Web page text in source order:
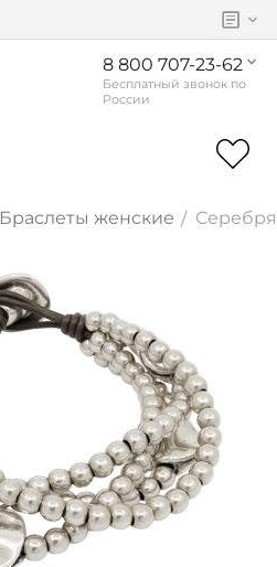
8 800 707-23-62
Браслеты женские /